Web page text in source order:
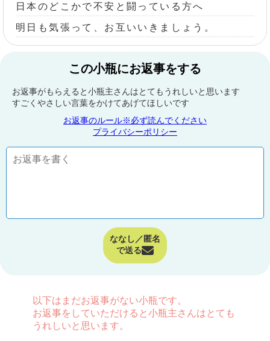
日本のどこかで不安と闘っている方へ
明日も気張って、お互いいきましょう。
この小瓶にお返事をする
お返事がもらえると小瓶主さんはとてもうれしいと思います
すごくやさしい言葉をかけてあげてほしいです
お返事のルール※必ず読んでください
プライバシーポリシー
ななし／匿名
で送る
以下はまだお返事がない小瓶です。
お返事をしていただけると小瓶主さんはとても
うれしいと思います。